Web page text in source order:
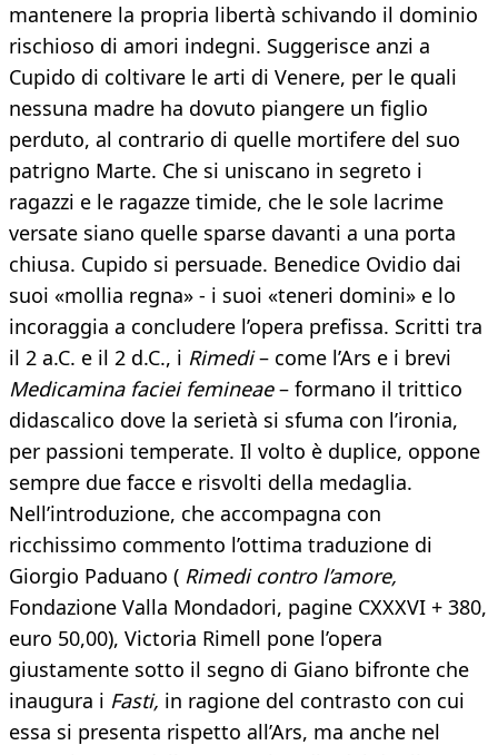
mantenere la propria libertà schivando il dominio
rischioso di amori indegni. Suggerisce anzi a
Cupido di coltivare le arti di Venere, per le quali
nessuna madre ha dovuto piangere un figlio
perduto, al contrario di quelle mortifere del suo
patrigno Marte. Che si uniscano in segreto i
ragazzi e le ragazze timide, che le sole lacrime
versate siano quelle sparse davanti a una porta
chiusa. Cupido si persuade. Benedice Ovidio dai
suoi «mollia regna» - i suoi «teneri domini» e lo
incoraggia a concludere l’opera prefissa. Scritti tra
il 2 a.C. e il 2 d.C., i Rimedi– come l’Ars e i brevi
Medicamina faciei femineae– formano il trittico
didascalico dove la serietà si sfuma con l’ironia,
per passioni temperate. Il volto è duplice, oppone
sempre due facce e risvolti della medaglia.
Nell’introduzione, che accompagna con
ricchissimo commento l’ottima traduzione di
Giorgio Paduano ( Rimedi contro l’amore,
Fondazione Valla Mondadori, pagine CXXXVI + 380,
euro 50,00), Victoria Rimell pone l’opera
giustamente sotto il segno di Giano bifronte che
inaugura i Fasti, in ragione del contrasto con cui
essa si presenta rispetto all’Ars, ma anche nel